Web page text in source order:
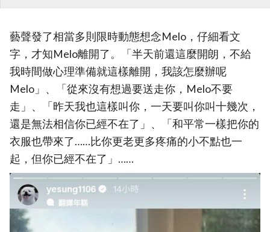
藝聲發了相當多則限時動態想念Melo，仔細看文
字，才知Melo離開了。「半天前還這麼開朗，不給
我時間做心理準備就這樣離開，我該怎麼辦呢
Melo」、「從來沒有想過要送走你，Melo不要
走」、「昨天我也這樣叫你，一天要叫你叫十幾次，
還是無法相信你已經不在了」、「和平常一樣把你的
衣服也帶來了……比你更老更多疼痛的小不點也一
起，但你已經不在了」……